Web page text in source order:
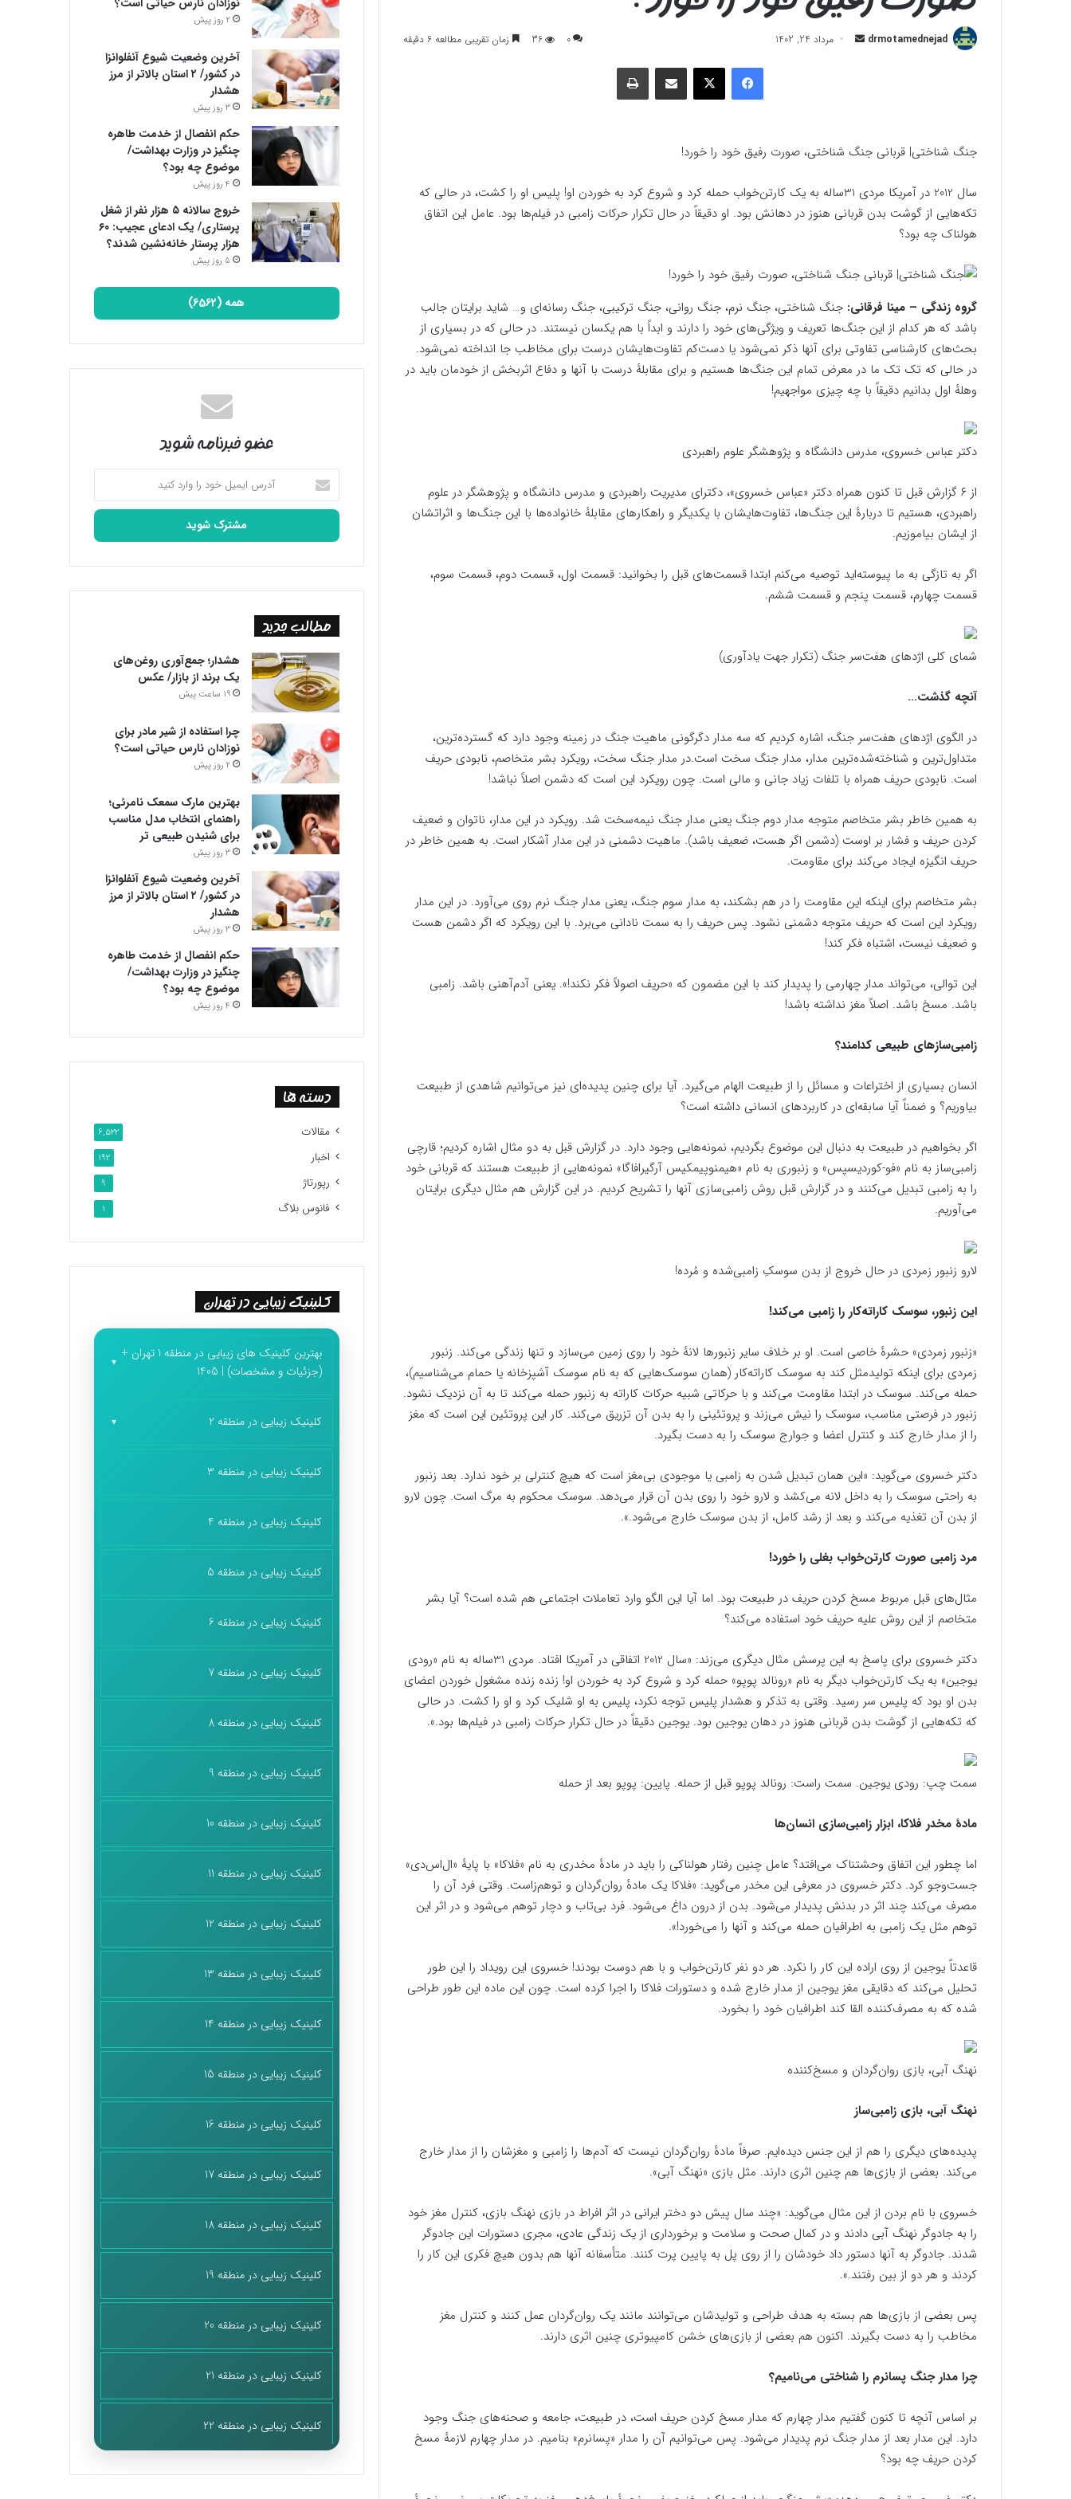
drmotamednejad
ارسال مرداد 24, 1402 0
36 زمان تقریبی مطالعه 6 دقیقه
فیسبوک ایکس اشتراک گذاری با ایمیل چاپ
جنگ شناختی| قربانی جنگ شناختی، صورت رفیق خود را خورد!
سال 2012 در آمریکا مردی 31ساله به یک کارتن‌خواب حمله کرد و شروع کرد به خوردن او! پلیس او را کشت، در حالی که
تکه‌هایی از گوشت بدن قربانی هنوز در دهانش بود. او دقیقاً در حال تکرار حرکات زامبی در فیلم‌ها بود. عامل این اتفاق
هولناک چه بود؟
گروه زندگی – مینا فرقانی: جنگ شناختی، جنگ نرم، جنگ روانی، جنگ ترکیبی، جنگ رسانه‌ای و… شاید برایتان جالب
باشد که هر کدام از این جنگ‌ها تعریف و ویژگی‌های خود را دارند و ابداً با هم یکسان نیستند. در حالی که در بسیاری از
بحث‌های کارشناسی تفاوتی برای آنها ذکر نمی‌شود یا دست‌کم تفاوت‌هایشان درست برای مخاطب جا انداخته نمی‌شود.
در حالی که تک تک ما در معرض تمام این جنگ‌ها هستیم و برای مقابلهٔ درست با آنها و دفاع اثربخش از خودمان باید در
وهلهٔ اول بدانیم دقیقاً با چه چیزی مواجهیم!
دکتر عباس خسروی، مدرس دانشگاه و پژوهشگر علوم راهبردی
از ۶ گزارش قبل تا کنون همراه دکتر «عباس خسروی»، دکترای مدیریت راهبردی و مدرس دانشگاه و پژوهشگر در علوم
راهبردی، هستیم تا دربارهٔ این جنگ‌ها، تفاوت‌هایشان با یکدیگر و راهکارهای مقابلهٔ خانواده‌ها با این جنگ‌ها و اثراتشان
از ایشان بیاموزیم.
اگر به تازگی به ما پیوسته‌اید توصیه می‌کنم ابتدا قسمت‌های قبل را بخوانید: قسمت اول، قسمت دوم، قسمت سوم،
قسمت چهارم، قسمت پنجم و قسمت ششم.
شمای کلی اژدهای هفت‌سر جنگ (تکرار جهت یادآوری)
آنچه گذشت…
در الگوی اژدهای هفت‌سر جنگ، اشاره کردیم که سه مدار دگرگونی ماهیت جنگ در زمینه وجود دارد که گسترده‌ترین،
متداول‌ترین و شناخته‌شده‌ترین مدار، مدار جنگ سخت است.در مدار جنگ سخت، رویکرد بشر متخاصم، نابودی حریف
است. نابودی حریف همراه با تلفات زیاد جانی و مالی است. چون رویکرد این است که دشمن اصلاً نباشد!
به همین خاطر بشر متخاصم متوجه مدار دوم جنگ یعنی مدار جنگ نیمه‌سخت شد. رویکرد در این مدار، ناتوان و ضعیف
کردن حریف و فشار بر اوست (دشمن اگر هست، ضعیف باشد). ماهیت دشمنی در این مدار آشکار است. به همین خاطر در
حریف انگیزه ایجاد می‌کند برای مقاومت.
بشر متخاصم برای اینکه این مقاومت را در هم بشکند، به مدار سوم جنگ، یعنی مدار جنگ نرم روی می‌آورد. در این مدار
رویکرد این است که حریف متوجه دشمنی نشود. پس حریف را به سمت نادانی می‌برد. با این رویکرد که اگر دشمن هست
و ضعیف نیست، اشتباه فکر کند!
این توالی، می‌تواند مدار چهارمی را پدیدار کند با این مضمون که «حریف اصولاً فکر نکند!». یعنی آدم‌آهنی باشد. زامبی
باشد. مسخ باشد. اصلاً مغز نداشته باشد!
زامبی‌سازهای طبیعی کدامند؟
انسان بسیاری از اختراعات و مسائل را از طبیعت الهام می‌گیرد. آیا برای چنین پدیده‌ای نیز می‌توانیم شاهدی از طبیعت
بیاوریم؟ و ضمناً آیا سابقه‌ای در کاربردهای انسانی داشته است؟
اگر بخواهیم در طبیعت به دنبال این موضوع بگردیم، نمونه‌هایی وجود دارد. در گزارش قبل به دو مثال اشاره کردیم؛ قارچی
زامبی‌ساز به نام «فو-کوردیسپس» و زنبوری به نام «هیمنوپیمکیس آرگیرافاگا» نمونه‌هایی از طبیعت هستند که قربانی خود
را به زامبی تبدیل می‌کنند و در گزارش قبل روش زامبی‌سازی آنها را تشریح کردیم. در این گزارش هم مثال دیگری برایتان
می‌آوریم.
لارو زنبور زمردی در حال خروج از بدن سوسکِ زامبی‌شده و مُرده!
این زنبور، سوسک کاراته‌کار را زامبی می‌کند!
«زنبور زمردی» حشرهٔ خاصی است. او بر خلاف سایر زنبورها لانهٔ خود را روی زمین می‌سازد و تنها زندگی می‌کند. زنبور
زمردی برای اینکه تولیدمثل کند به سوسک کاراته‌کار (همان سوسک‌هایی که به نام سوسک آشپزخانه یا حمام می‌شناسیم)،
حمله می‌کند. سوسک در ابتدا مقاومت می‌کند و با حرکاتی شبیه حرکات کاراته به زنبور حمله می‌کند تا به آن نزدیک نشود.
زنبور در فرصتی مناسب، سوسک را نیش می‌زند و پروتئینی را به بدن آن تزریق می‌کند. کار این پروتئین این است که مغز
را از مدار خارج کند و کنترل اعضا و جوارج سوسک را به دست بگیرد.
دکتر خسروی می‌گوید: «این همان تبدیل شدن به زامبی یا موجودی بی‌مغز است که هیچ کنترلی بر خود ندارد. بعد زنبور
به راحتی سوسک را به داخل لانه می‌کشد و لارو خود را روی بدن آن قرار می‌دهد. سوسک محکوم به مرگ است. چون لارو
از بدن آن تغذیه می‌کند و بعد از رشد کامل، از بدن سوسک خارج می‌شود.».
مرد زامبی صورت کارتن‌خواب بغلی را خورد!
مثال‌های قبل مربوط مسخ کردن حریف در طبیعت بود. اما آیا این الگو وارد تعاملات اجتماعی هم شده است؟ آیا بشر
متخاصم از این روش علیه حریف خود استفاده می‌کند؟
دکتر خسروی برای پاسخ به این پرسش مثال دیگری می‌زند: «سال 2012 اتفاقی در آمریکا افتاد. مردی 31ساله به نام «رودی
یوجین» به یک کارتن‌خواب دیگر به نام «رونالد پوپو» حمله کرد و شروع کرد به خوردن او! زنده زنده مشغول خوردن اعضای
بدن او بود که پلیس سر رسید. وقتی به تذکر و هشدار پلیس توجه نکرد، پلیس به او شلیک کرد و او را کشت. در حالی
که تکه‌هایی از گوشت بدن قربانی هنوز در دهان یوجین بود. یوجین دقیقاً در حال تکرار حرکات زامبی در فیلم‌ها بود.».
سمت چپ: رودی یوجین. سمت راست: رونالد پوپو قبل از حمله. پایین: پوپو بعد از حمله
مادهٔ مخدر فلاکا، ابزار زامبی‌سازی انسان‌ها
اما چطور این اتفاق وحشتناک می‌افتد؟ عامل چنین رفتار هولناکی را باید در مادهٔ مخدری به نام «فلاکا» با پایهٔ «ال‌اس‌دی»
جست‌وجو کرد. دکتر خسروی در معرفی این مخدر می‌گوید: «فلاکا یک مادهٔ روان‌گردان و توهم‌زاست. وقتی فرد آن را
مصرف می‌کند چند اثر در بدنش پدیدار می‌شود. بدن از درون داغ می‌شود. فرد بی‌تاب و دچار توهم می‌شود و در اثر این
توهم مثل یک زامبی به اطرافیان حمله می‌کند و آنها را می‌خورد!».
قاعدتاً یوجین از روی اراده این کار را نکرد. هر دو نفر کارتن‌خواب و با هم دوست بودند! خسروی این رویداد را این طور
تحلیل می‌کند که دقایقی مغز یوجین از مدار خارج شده و دستورات فلاکا را اجرا کرده است. چون این ماده این طور طراحی
شده که به مصرف‌کننده القا کند اطرافیان خود را بخورد.
نهنگ آبی، بازی روان‌گردان و مسخ‌کننده
نهنگ آبی، بازی زامبی‌ساز
پدیده‌های دیگری را هم از این جنس دیده‌ایم. صرفاً مادهٔ روان‌گردان نیست که آدم‌ها را زامبی و مغزشان را از مدار خارج
می‌کند. بعضی از بازی‌ها هم چنین اثری دارند. مثل بازی «نهنگ آبی».
خسروی با نام بردن از این مثال می‌گوید: «چند سال پیش دو دختر ایرانی در اثر افراط در بازی نهنگ بازی، کنترل مغز خود
را به جادوگر نهنگ آبی دادند و در کمال صحت و سلامت و برخورداری از یک زندگی عادی، مجری دستورات این جادوگر
شدند. جادوگر به آنها دستور داد خودشان را از روی پل به پایین پرت کنند. متأسفانه آنها هم بدون هیچ فکری این کار را
کردند و هر دو از بین رفتند.».
پس بعضی از بازی‌ها هم بسته به هدف طراحی و تولیدشان می‌توانند مانند یک روان‌گردان عمل کنند و کنترل مغز
مخاطب را به دست بگیرند. اکنون هم بعضی از بازی‌های خشن کامپیوتری چنین اثری دارند.
چرا مدار جنگ پسانرم را شناختی می‌نامیم؟
بر اساس آنچه تا کنون گفتیم مدار چهارم که مدار مسخ کردن حریف است، در طبیعت، جامعه و صحنه‌های جنگ وجود
دارد. این مدار بعد از مدار جنگ نرم پدیدار می‌شود. پس می‌توانیم آن را مدار «پسانرم» بنامیم. در مدار چهارم لازمهٔ مسخ
کردن حریف چه بود؟
2 روز پیش
آخرین وضعیت شیوع آنفلوانزا
در کشور/ ۲ استان بالاتر از مرز
هشدار
3 روز پیش
حکم انفصال از خدمت طاهره
چنگیز در وزارت بهداشت/
موضوع چه بود؟
4 روز پیش
خروج سالانه ۵ هزار نفر از شغل
پرستاری/ یک ادعای عجیب: ۶۰
هزار پرستار خانه‌نشین شدند؟
5 روز پیش
همه (6562)
عضو خبرنامه شوید
آدرس
ایمیل
خود
وارد
مطالب جدید
هشدار؛ جمع‌آوری روغن‌های
یک برند از بازار/ عکس
19 ساعت پیش
چرا استفاده از شیر مادر برای
نوزادان نارس حیاتی است؟
2 روز پیش
بهترین مارک سمعک نامرئی؛
راهنمای انتخاب مدل مناسب
برای شنیدن طبیعی تر
3 روز پیش
آخرین وضعیت شیوع آنفلوانزا
در کشور/ ۲ استان بالاتر از مرز
هشدار
3 روز پیش
حکم انفصال از خدمت طاهره
چنگیز در وزارت بهداشت/
موضوع چه بود؟
4 روز پیش
دسته ها
مقالات 6,522
اخبار 192
رپورتاژ 9
فانوس بلاگ 1
کلینیک زیبایی در تهران
بهترین کلینیک های زیبایی در منطقه 1 تهران +
(جزئیات و مشخصات) | 1405
کلینیک زیبایی در منطقه 2
کلینیک زیبایی در منطقه 3
کلینیک زیبایی در منطقه 4
کلینیک زیبایی در منطقه 5
کلینیک زیبایی در منطقه 6
کلینیک زیبایی در منطقه 7
کلینیک زیبایی در منطقه 8
کلینیک زیبایی در منطقه 9
کلینیک زیبایی در منطقه 10
کلینیک زیبایی در منطقه 11
کلینیک زیبایی در منطقه 12
کلینیک زیبایی در منطقه 13
کلینیک زیبایی در منطقه 14
کلینیک زیبایی در منطقه 15
کلینیک زیبایی در منطقه 16
کلینیک زیبایی در منطقه 17
کلینیک زیبایی در منطقه 18
کلینیک زیبایی در منطقه 19
کلینیک زیبایی در منطقه 20
کلینیک زیبایی در منطقه 21
کلینیک زیبایی در منطقه 22